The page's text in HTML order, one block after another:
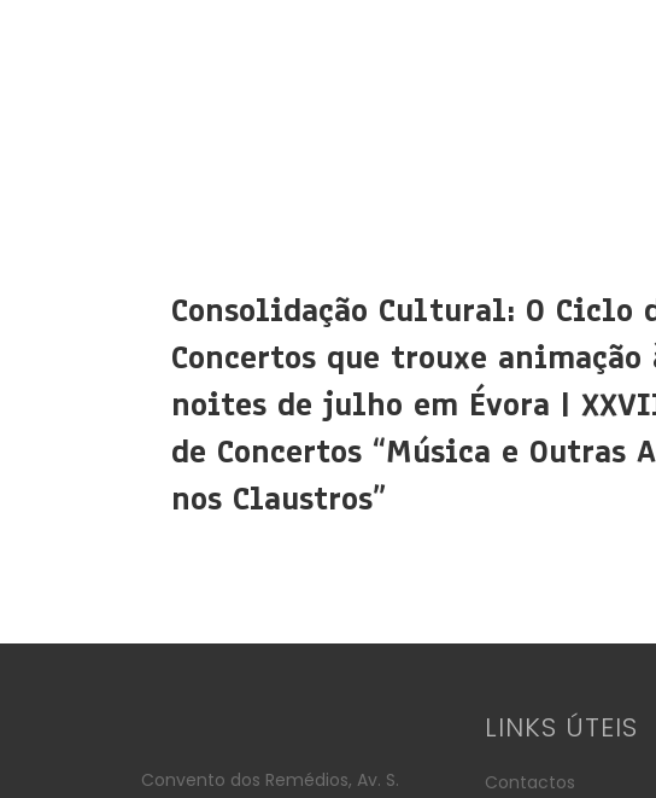
Consolidação Cultural: O Ciclo
Concertos que trouxe animação
noites de julho em Évora |
de Concertos “Música e Outras
nos Claustros”
Convento dos Remédios, Av. S.
LINKS ÚTEIS
Contactos